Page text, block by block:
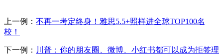
上一例： 不再一考定终身！雅思5.5+照样进全球TOP100名
校！
下一例： 川普：你的朋友圈、微博、小红书都可以成为拒签理